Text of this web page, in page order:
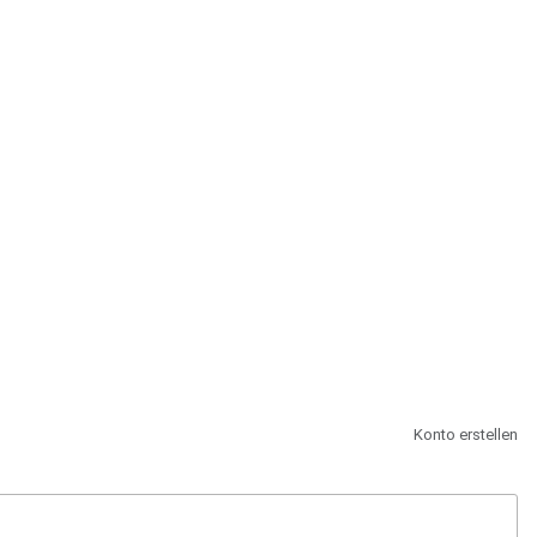
Konto erstellen